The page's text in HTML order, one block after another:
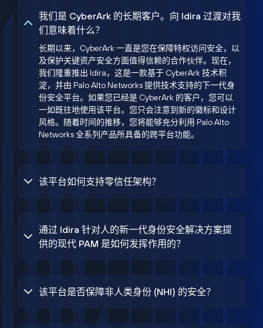
我们是 CyberArk 的长期客户。向 Idira 过渡对我
们意味着什么？
长期以来，CyberArk 一直是您在保障特权访问安全，以
及保护关键资产安全方面值得信赖的合作伙伴。现在，
我们隆重推出 Idira，这是一款基于 CyberArk 技术积
淀，并由 Palo Alto Networks 提供技术支持的下一代身
份安全平台。如果您已经是 CyberArk 的客户，您可以
一如既往地使用该平台。您只会注意到新的徽标和设计
风格。随着时间的推移，您将能够充分利用 Palo Alto
Networks 全系列产品所具备的跨平台功能。
该平台如何支持零信任架构？
通过 Idira 针对人的新一代身份安全解决方案提
供的现代 PAM 是如何发挥作用的？
该平台是否保障非人类身份 (NHI) 的安全？